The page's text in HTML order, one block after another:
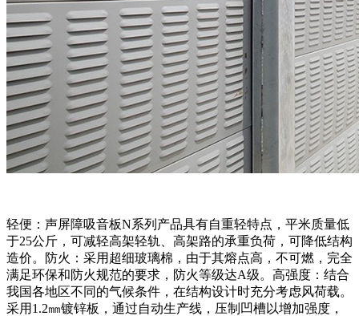
轻便：声屏障吸音板N系列产品具有自重轻特点，平米质量低
于25公斤，可减轻高架轻轨、高架路的承重负荷，可降低结构
造价。防火：采用超细玻璃棉，由于其熔点高，不可燃，完全
满足环保和防火规范的要求，防火等级达A级。高强度：结合
我国各地区不同的气候条件，在结构设计时充分考虑风荷载。
采用1.2㎜镀锌板，通过自动生产线，压制凹槽以增加强度，